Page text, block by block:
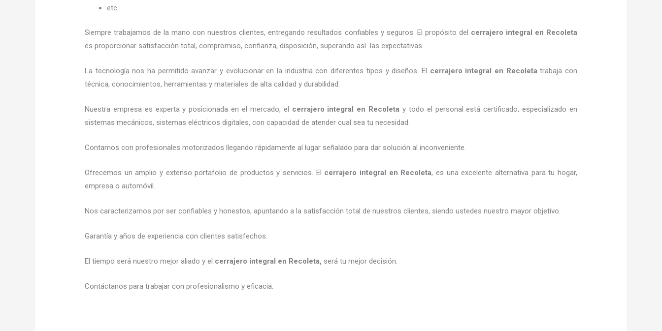
etc.
Siempre trabajamos de la mano con nuestros clientes, entregando resultados confiables y seguros. El propósito del cerrajero integral en Recoleta
es proporcionar satisfacción total, compromiso, confianza, disposición, superando así las expectativas.
La tecnología nos ha permitido avanzar y evolucionar en la industria con diferentes tipos y diseños. El cerrajero integral en Recoleta trabaja con
técnica, conocimientos, herramientas y materiales de alta calidad y durabilidad.
Nuestra empresa es experta y posicionada en el mercado, el cerrajero integral en Recoleta y todo el personal está certificado, especializado en
sistemas mecánicos, sistemas eléctricos digitales, con capacidad de atender cual sea tu necesidad.
Contamos con profesionales motorizados llegando rápidamente al lugar señalado para dar solución al inconveniente.
Ofrecemos un amplio y extenso portafolio de productos y servicios. El cerrajero integral en Recoleta, es una excelente alternativa para tu hogar,
empresa o automóvil.
Nos caracterizamos por ser confiables y honestos, apuntando a la satisfacción total de nuestros clientes, siendo ustedes nuestro mayor objetivo.
Garantía y años de experiencia con clientes satisfechos.
El tiempo será nuestro mejor aliado y el cerrajero integral en Recoleta, será tu mejor decisión.
Contáctanos para trabajar con profesionalismo y eficacia.